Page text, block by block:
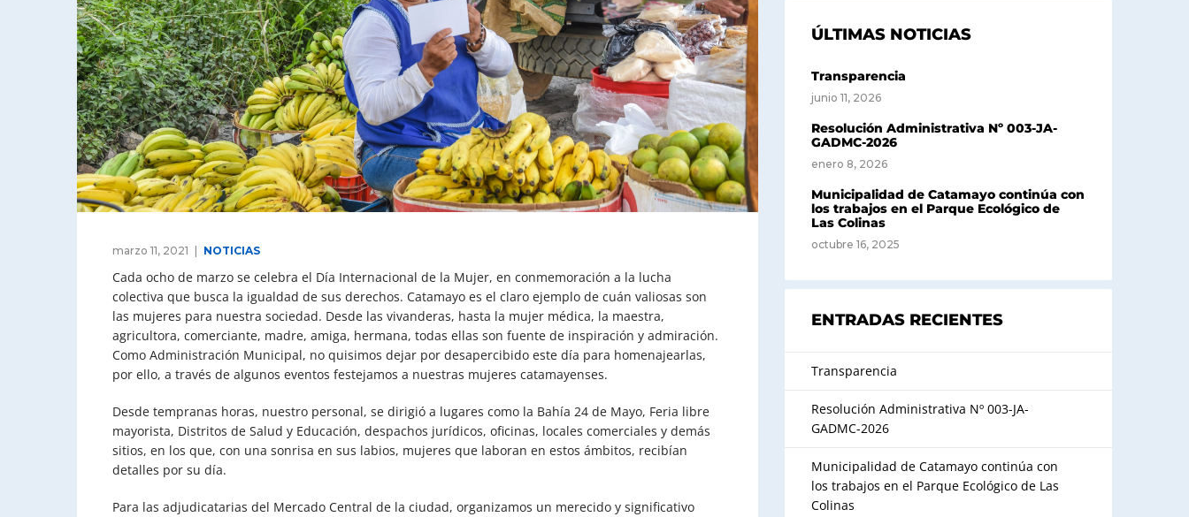
marzo 11, 2021 NOTICIAS
Cada ocho de marzo se celebra el Día Internacional de la Mujer, en conmemoración a la lucha
colectiva que busca la igualdad de sus derechos. Catamayo es el claro ejemplo de cuán valiosas son
las mujeres para nuestra sociedad. Desde las vivanderas, hasta la mujer médica, la maestra,
agricultora, comerciante, madre, amiga, hermana, todas ellas son fuente de inspiración y admiración.
Como Administración Municipal, no quisimos dejar por desapercibido este día para homenajearlas,
por ello, a través de algunos eventos festejamos a nuestras mujeres catamayenses.
Desde tempranas horas, nuestro personal, se dirigió a lugares como la Bahía 24 de Mayo, Feria libre
mayorista, Distritos de Salud y Educación, despachos jurídicos, oficinas, locales comerciales y demás
sitios, en los que, con una sonrisa en sus labios, mujeres que laboran en estos ámbitos, recibían
detalles por su día.
Para las adjudicatarias del Mercado Central de la ciudad, organizamos un merecido y significativo
ÚLTIMAS NOTICIAS
Transparencia
junio 11, 2026
Resolución Administrativa Nº 003-JA-
GADMC-2026
enero 8, 2026
Municipalidad de Catamayo continúa con
los trabajos en el Parque Ecológico de
Las Colinas
octubre 16, 2025
ENTRADAS RECIENTES
Transparencia
Resolución Administrativa Nº 003-JA-
GADMC-2026
Municipalidad de Catamayo continúa con
los trabajos en el Parque Ecológico de Las
Colinas